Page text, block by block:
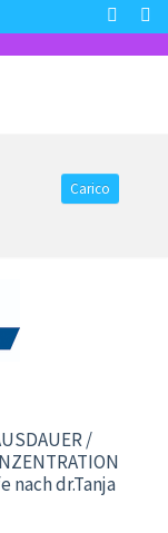
Carico
/
nach dr.Tanja